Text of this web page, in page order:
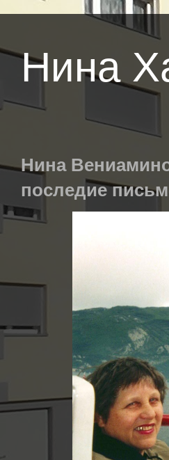
Нина
Нина
последие